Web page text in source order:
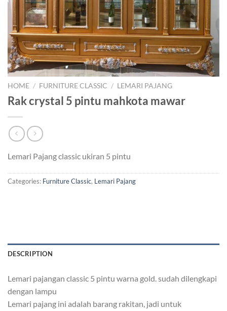
HOME / FURNITURE CLASSIC / LEMARI PAJANG
Rak crystal 5 pintu mahkota mawar
Lemari Pajang classic ukiran 5 pintu
Categories: Furniture Classic, Lemari Pajang
DESCRIPTION
Lemari pajangan classic 5 pintu warna gold. sudah dilengkapi
dengan lampu
Lemari pajang ini adalah barang rakitan, jadi untuk